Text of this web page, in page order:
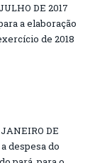
DE 2017
a elaboração
de 2018
DE
despesa do